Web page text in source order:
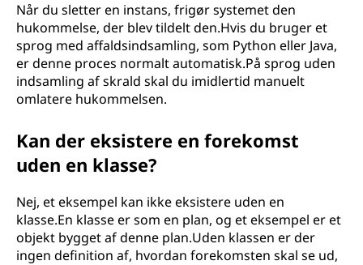
Når du sletter en instans, frigør systemet den
hukommelse, der blev tildelt den.Hvis du bruger et
sprog med affaldsindsamling, som Python eller Java,
er denne proces normalt automatisk.På sprog uden
indsamling af skrald skal du imidlertid manuelt
omlatere hukommelsen.
Kan der eksistere en forekomst
uden en klasse?
Nej, et eksempel kan ikke eksistere uden en
klasse.En klasse er som en plan, og et eksempel er et
objekt bygget af denne plan.Uden klassen er der
ingen definition af, hvordan forekomsten skal se ud,